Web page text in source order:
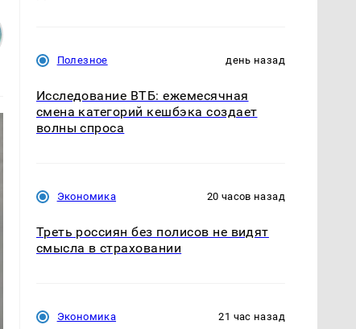
Полезное день назад
Исследование ВТБ: ежемесячная
смена категорий кешбэка создает
волны спроса
Экономика 20 часов назад
Треть россиян без полисов не видят
смысла в страховании
Экономика 21 час назад